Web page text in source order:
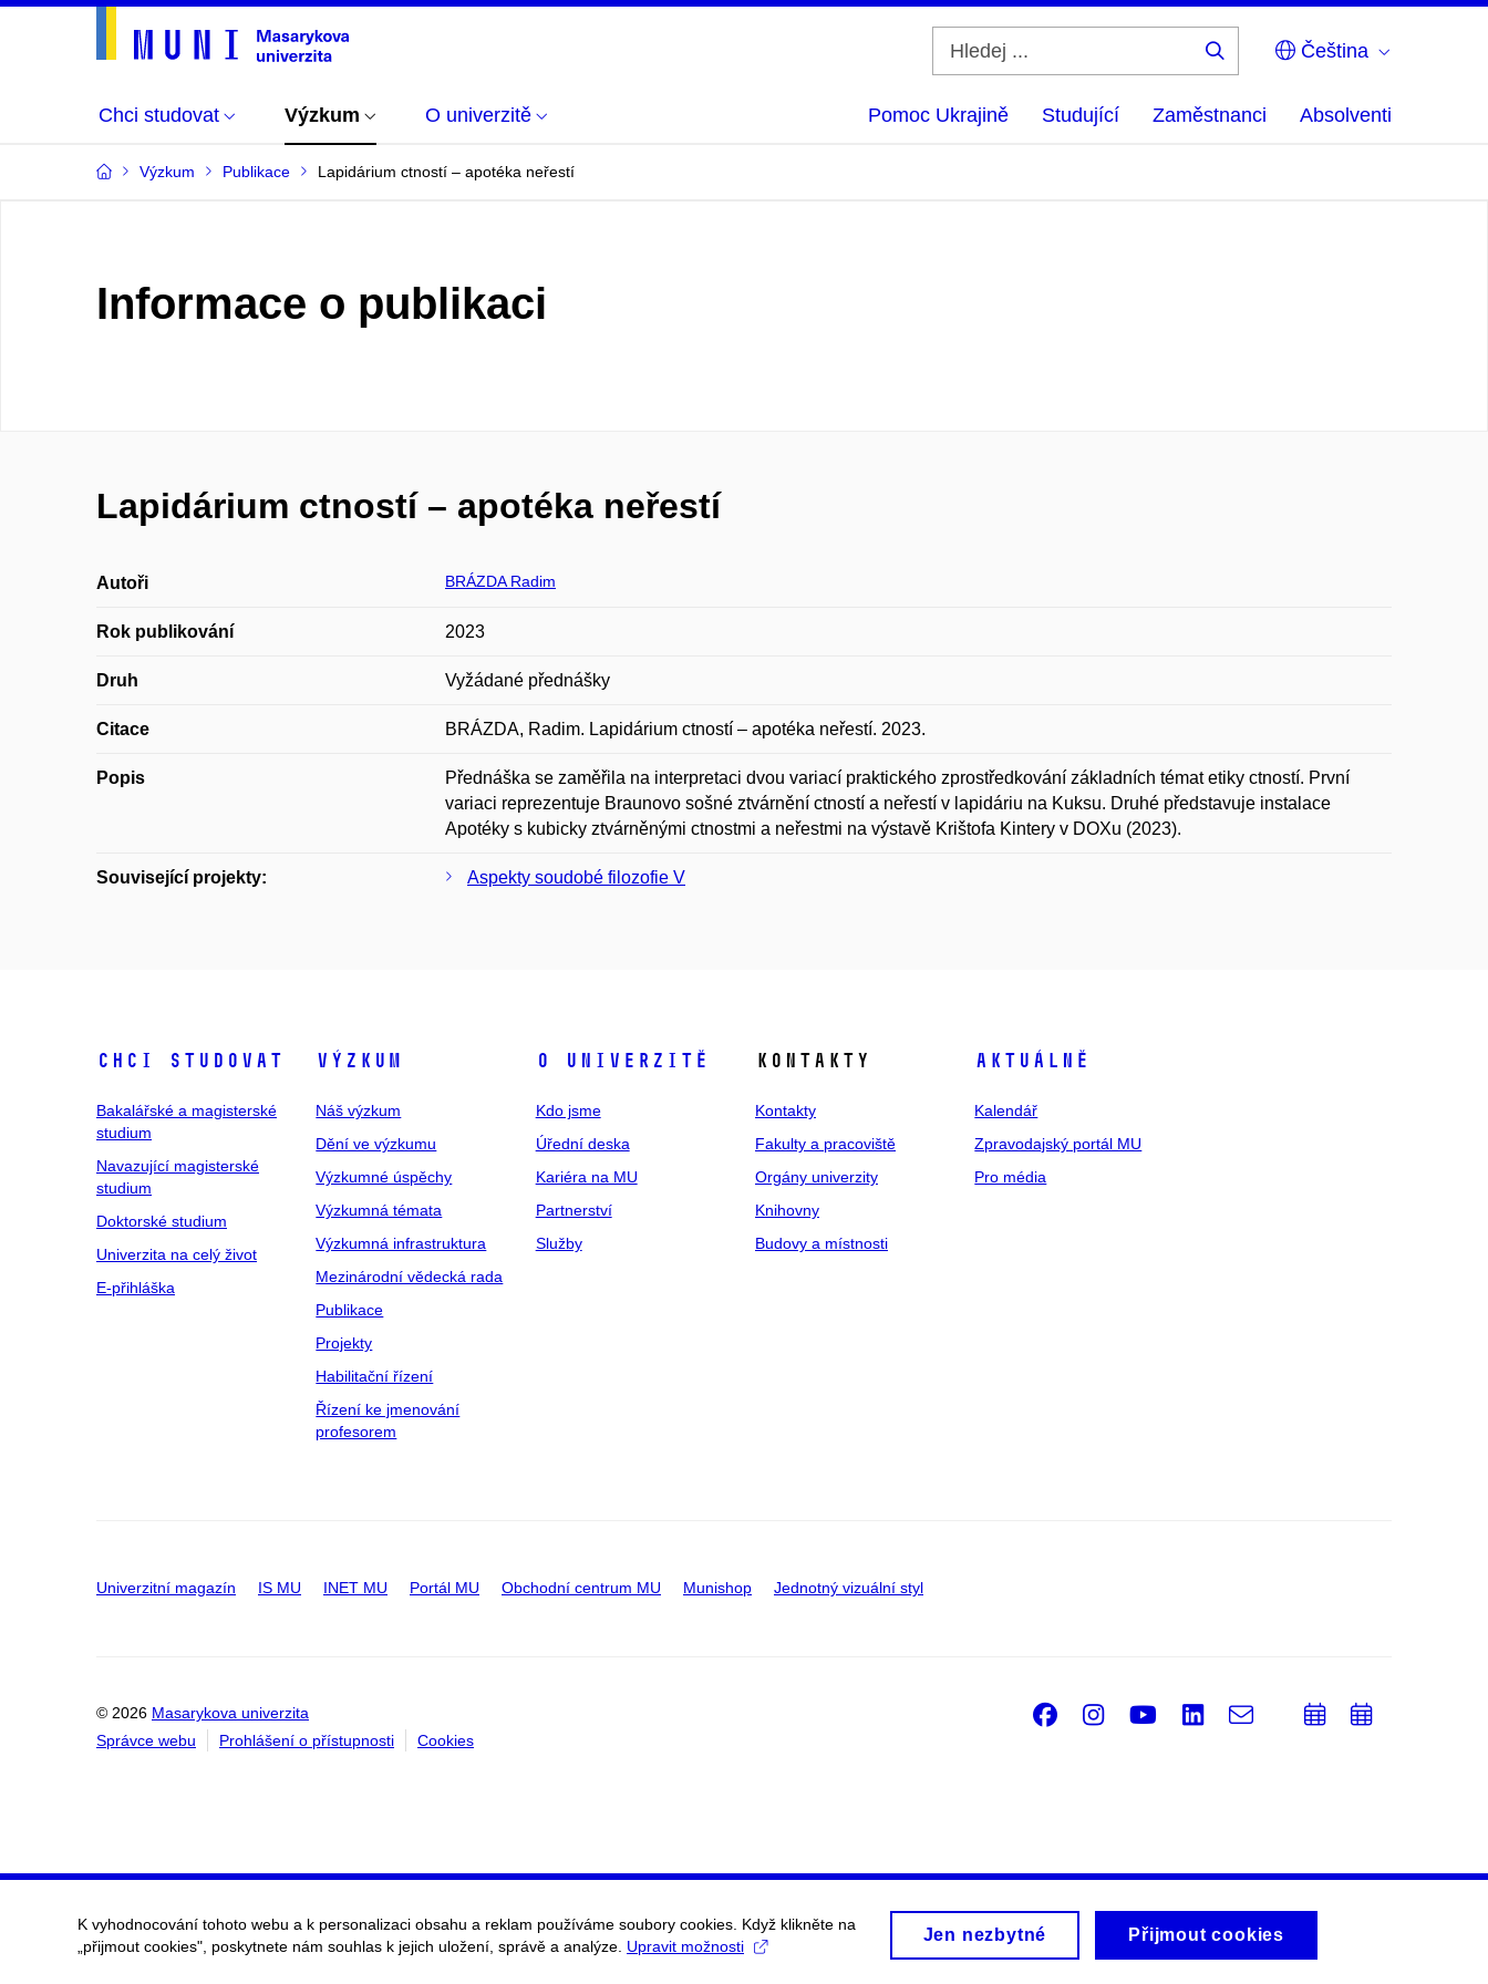
Čeština
Chci studovat Výzkum O univerzitě Pomoc Ukrajině Studující Zaměstnanci Absolventi
Výzkum Publikace Lapidárium ctností – apotéka neřestí
Informace o publikaci
Lapidárium ctností – apotéka neřestí
Autoři BRÁZDA Radim
Rok publikování 2023
Druh Vyžádané přednášky
Citace BRÁZDA, Radim. Lapidárium ctností – apotéka neřestí. 2023.
Popis
Přednáška se zaměřila na interpretaci dvou variací praktického zprostředkování základních témat etiky ctností. První
variaci reprezentuje Braunovo sošné ztvárnění ctností a neřestí v lapidáriu na Kuksu. Druhé představuje instalace
Apotéky s kubicky ztvárněnými ctnostmi a neřestmi na výstavě Krištofa Kintery v DOXu (2023).
Související projekty: Aspekty soudobé filozofie V
Chci studovat
Bakalářské a magisterské
studium
Navazující magisterské
studium
Doktorské studium
Univerzita na celý život
E-přihláška
Výzkum
Náš výzkum
Dění ve výzkumu
Výzkumné úspěchy
Výzkumná témata
Výzkumná infrastruktura
Mezinárodní vědecká rada
Publikace
Projekty
Habilitační řízení
Řízení ke jmenování
profesorem
O univerzitě
Kdo jsme
Úřední deska
Kariéra na MU
Partnerství
Služby
Kontakty
Kontakty
Fakulty a pracoviště
Orgány univerzity
Knihovny
Budovy a místnosti
Aktuálně
Kalendář
Zpravodajský portál MU
Pro média
Univerzitní magazín IS MU INET MU Portál MU Obchodní centrum MU Munishop Jednotný vizuální styl
© 2026 Masarykova univerzita
Správce webu
Prohlášení o přístupnosti Cookies
Facebook
Instagram
Youtube
LinkedIn
e-
PřidatPřidat
K vyhodnocování tohoto webu a k personalizaci obsahu a reklam používáme soubory cookies. Když klikněte na
„přijmout cookies", poskytnete nám souhlas k jejich uložení, správě a analýze. Upravit možnosti
Jen nezbytné Přijmout cookies